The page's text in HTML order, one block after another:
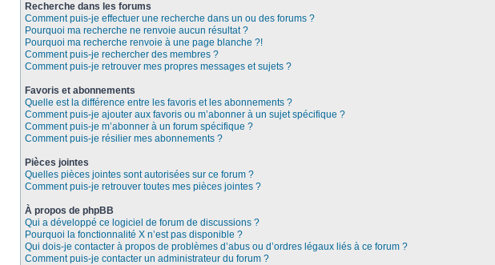
Recherche dans les forums
Comment puis-je effectuer une recherche dans un ou des forums ?
Pourquoi ma recherche ne renvoie aucun résultat ?
Pourquoi ma recherche renvoie à une page blanche ?!
Comment puis-je rechercher des membres ?
Comment puis-je retrouver mes propres messages et sujets ?
Favoris et abonnements
Quelle est la différence entre les favoris et les abonnements ?
Comment puis-je ajouter aux favoris ou m’abonner à un sujet spécifique ?
Comment puis-je m’abonner à un forum spécifique ?
Comment puis-je résilier mes abonnements ?
Pièces jointes
Quelles pièces jointes sont autorisées sur ce forum ?
Comment puis-je retrouver toutes mes pièces jointes ?
À propos de phpBB
Qui a développé ce logiciel de forum de discussions ?
Pourquoi la fonctionnalité X n’est pas disponible ?
Qui dois-je contacter à propos de problèmes d’abus ou d’ordres légaux liés à ce forum ?
Comment puis-je contacter un administrateur du forum ?